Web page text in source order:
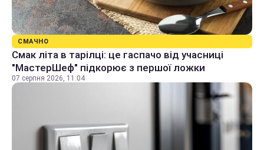
СМАЧНО
Смак літа в тарілці: це гаспачо від учасниці
"МастерШеф" підкорює з першої ложки
07 серпня 2026, 11:04